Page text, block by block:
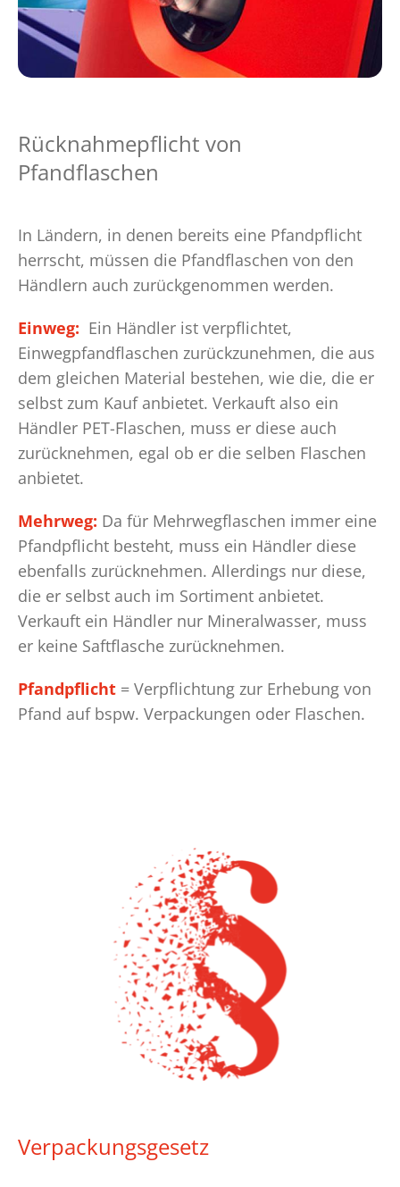
Rücknahmepflicht von
Pfandflaschen
In Ländern, in denen bereits eine Pfandpflicht
herrscht, müssen die Pfandflaschen von den
Händlern auch zurückgenommen werden.
Einweg: Ein Händler ist verpflichtet,
Einwegpfandflaschen zurückzunehmen, die aus
dem gleichen Material bestehen, wie die, die er
selbst zum Kauf anbietet. Verkauft also ein
Händler PET-Flaschen, muss er diese auch
zurücknehmen, egal ob er die selben Flaschen
anbietet.
Mehrweg: Da für Mehrwegflaschen immer eine
Pfandpflicht besteht, muss ein Händler diese
ebenfalls zurücknehmen. Allerdings nur diese,
die er selbst auch im Sortiment anbietet.
Verkauft ein Händler nur Mineralwasser, muss
er keine Saftflasche zurücknehmen.
Pfandpflicht = Verpflichtung zur Erhebung von
Pfand auf bspw. Verpackungen oder Flaschen.
Verpackungsgesetz